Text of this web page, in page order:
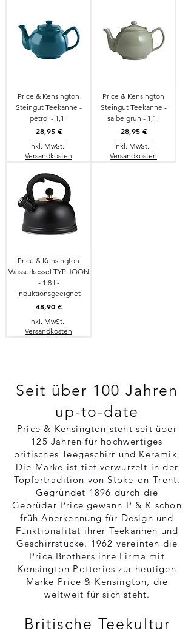
Price & Kensington
Steingut Teekanne -
petrol - 1,1 l
Preis
28,95 €
inkl. MwSt. |
Versandkosten
Price & Kensington
Steingut Teekanne -
salbeigrün - 1,1 l
Preis
28,95 €
inkl. MwSt. |
Versandkosten
Price & Kensington
Wasserkessel TYPHOON
- 1,8 l -
induktionsgeeignet
Preis
48,90 €
inkl. MwSt. |
Versandkosten
Seit über 100 Jahren
up-to-date
Price & Kensington steht seit über
125 Jahren für hochwertiges
britisches Teegeschirr und Keramik.
Die Marke ist tief verwurzelt in der
Töpfertradition von Stoke-on-Trent.
Gegründet 1896 durch die
Gebrüder Price gewann P & K schon
früh Anerkennung für Design und
Funktionalität ihrer Teekannen und
Geschirrstücke. 1962 vereinten die
Price Brothers ihre Firma mit
Kensington Potteries zur heutigen
Marke Price & Kensington, die
weltweit für sich steht.
Britische Teekultur